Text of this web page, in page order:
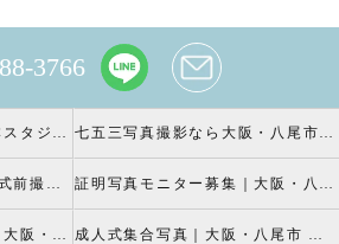
3766
大阪府八尾市の写真館岡本スタジオの撮影キャンペーン 七五三写真撮影なら大阪・八尾市 の岡本スタジオへ
大阪・八尾市 2027年成人式前撮り振袖写真撮影、成人振袖レンタルなら2026年成人前撮りキャペーン開催中の岡本スタジオへ 証明写真モニター募集｜大阪・八尾市 証明写真撮影なら岡本スタジオへ！証明写真モニターモデル募集中！
スマッシュケーキフォト｜大阪・八尾市 スマッシュケーキ写真撮影、ベビーフォト撮影は岡本スタジオへ 成人式集合写真｜大阪・八尾市 友達集合写真、成人式集合写真撮影なら岡本スタジオへ